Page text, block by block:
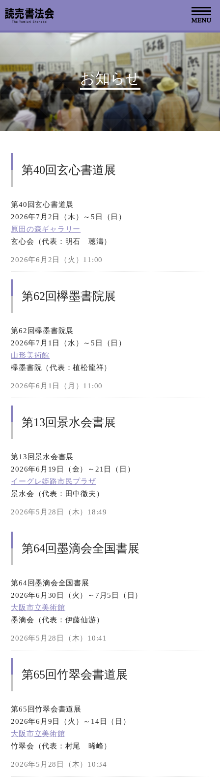
お知らせ
第40回玄心書道展
第40回玄心書道展
2026年7月2日（木）～5日（日）
原田の森ギャラリー
玄心会（代表：明石 聴濤）
2026年6月2日（火）11:00
第62回欅墨書院展
第62回欅墨書院展
2026年7月1日（水）～5日（日）
山形美術館
欅墨書院（代表：植松龍祥）
2026年6月1日（月）11:00
第13回景水会書展
第13回景水会書展
2026年6月19日（金）～21日（日）
イーグレ姫路市民プラザ
景水会（代表：田中徹夫）
2026年5月28日（木）18:49
第64回墨滴会全国書展
第64回墨滴会全国書展
2026年6月30日（火）～7月5日（日）
大阪市立美術館
墨滴会（代表：伊藤仙游）
2026年5月28日（木）10:41
第65回竹翠会書道展
第65回竹翠会書道展
2026年6月9日（火）～14日（日）
大阪市立美術館
竹翠会（代表：村尾 晞峰）
2026年5月28日（木）10:34
お知らせ
読売書法会について
読売書法展
関連書道展
デジタルアーカイブ
オンラインショップ